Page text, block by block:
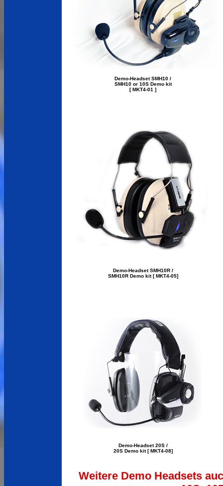
Demo-Headset SMH10 /
SMH10 or 10S Demo kit
[ MKT4-01 ]
Demo-Headset SMH10R /
SMH10R Demo kit [ MKT4-05]
Demo-Headset 20S /
20S Demo kit [ MKT4-08]
Weitere Demo Headsets